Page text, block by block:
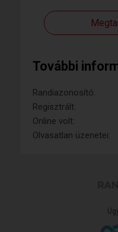
További
Randiazonosító:
Regisztrált:
Online volt:
Olvasatlan üzenetei: